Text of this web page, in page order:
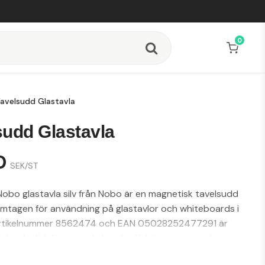
0
Glastavla
Glastavla
SEK/ST
glastavla silv från Nobo är en magnetisk tavelsudd
för användning på glastavlor och whiteboards i
8562474 och EAN 05028252477291 är
för kontors- och konferensmiljöer där glastavlor